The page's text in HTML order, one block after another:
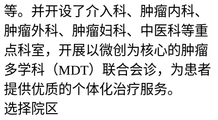
等。并开设了介入科、肿瘤内科、
肿瘤外科、肿瘤妇科、中医科等重
点科室，开展以微创为核心的肿瘤
多学科（MDT）联合会诊，为患者
提供优质的个体化治疗服务。
选择院区